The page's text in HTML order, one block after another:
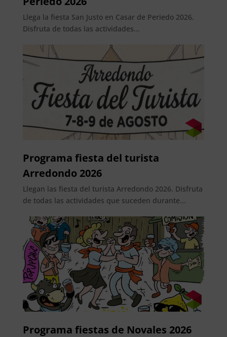
Llega la fiesta San Justo en Casar de Periedo 2026.
Disfruta de todas las actividades...
Programa fiesta del turista
Arredondo 2026
Llegan las fiesta del turista Arredondo 2026. Disfruta
de todas las actividades que suceden durante...
Programa fiestas de Novales 2026